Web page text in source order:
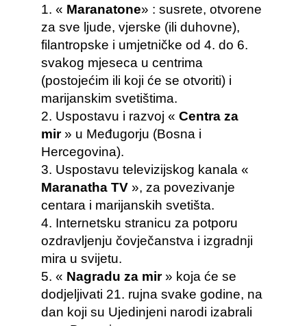
1. « Maranatone» : susrete, otvorene
za sve ljude, vjerske (ili duhovne),
filantropske i umjetničke od 4. do 6.
svakog mjeseca u centrima
(postojećim ili koji će se otvoriti) i
marijanskim svetištima.
2. Uspostavu i razvoj « Centra za
mir» u Međugorju (Bosna i
Hercegovina).
3. Uspostavu televizijskog kanala «
Maranatha TV », za povezivanje
centara i marijanskih svetišta.
4. Internetsku stranicu za potporu
ozdravljenju čovječanstva i izgradnji
mira u svijetu.
5. « Nagradu za mir» koja će se
dodjeljivati 21. rujna svake godine, na
dan koji su Ujedinjeni narodi izabrali